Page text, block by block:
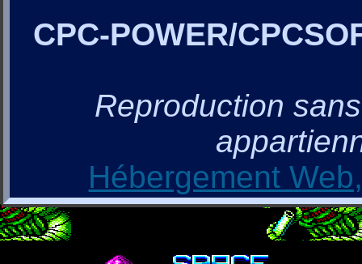
CPC-POWER/
Reproduction
Hébergement